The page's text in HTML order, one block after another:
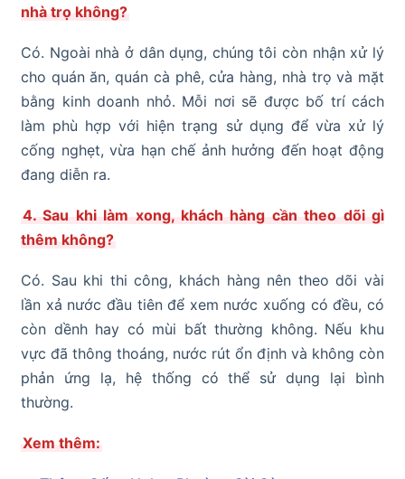
nhà trọ không?
Có. Ngoài nhà ở dân dụng, chúng tôi còn nhận xử lý
cho quán ăn, quán cà phê, cửa hàng, nhà trọ và mặt
bằng kinh doanh nhỏ. Mỗi nơi sẽ được bố trí cách
làm phù hợp với hiện trạng sử dụng để vừa xử lý
cống nghẹt, vừa hạn chế ảnh hưởng đến hoạt động
đang diễn ra.
4. Sau khi làm xong, khách hàng cần theo dõi gì
thêm không?
Có. Sau khi thi công, khách hàng nên theo dõi vài
lần xả nước đầu tiên để xem nước xuống có đều, có
còn dềnh hay có mùi bất thường không. Nếu khu
vực đã thông thoáng, nước rút ổn định và không còn
phản ứng lạ, hệ thống có thể sử dụng lại bình
thường.
Xem thêm: